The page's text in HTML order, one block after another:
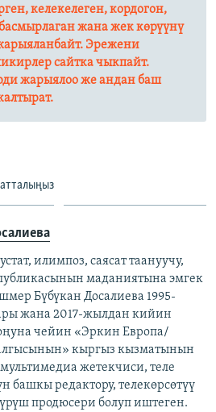
келекелеген, кордогон,
жана жек көрүүнү
Эрежени
сайтка чыкпайт.
жарыялоо же андан баш
илимпоз, саясат таануучу,
маданиятына эмгек
Бүбүкан Досалиева 1995-
жана 2017-жылдан кийин
чейин «Эркин Европа/
кыргыз кызматынын
жетекчиси, теле
башкы редактору, телекөрсөтүү
продюсери болуп иштеген.